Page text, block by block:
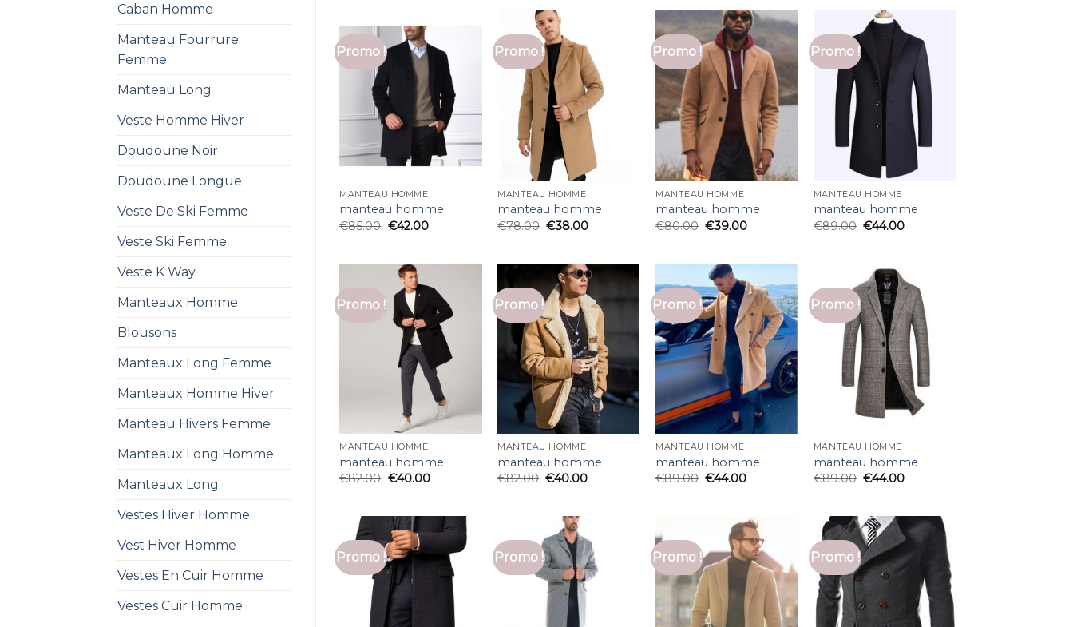
Caban Homme
Manteau Fourrure
Femme
Manteau Long
Veste Homme Hiver
Doudoune Noir
Doudoune Longue
Veste De Ski Femme
Veste Ski Femme
Veste K Way
Manteaux Homme
Blousons
Manteaux Long Femme
Manteaux Homme Hiver
Manteau Hivers Femme
Manteaux Long Homme
Manteaux Long
Vestes Hiver Homme
Vest Hiver Homme
Vestes En Cuir Homme
Vestes Cuir Homme
Promo !
MANTEAU HOMME
manteau homme
€85.00 €42.00
Promo !
MANTEAU HOMME
manteau homme
€78.00 €38.00
Promo !
MANTEAU HOMME
manteau homme
€80.00 €39.00
Promo !
MANTEAU HOMME
manteau homme
€89.00 €44.00
Promo !
MANTEAU HOMME
manteau homme
€82.00 €40.00
Promo !
MANTEAU HOMME
manteau homme
€82.00 €40.00
Promo !
MANTEAU HOMME
manteau homme
€89.00 €44.00
Promo !
MANTEAU HOMME
manteau homme
€89.00 €44.00
Promo ! Promo ! Promo ! Promo !